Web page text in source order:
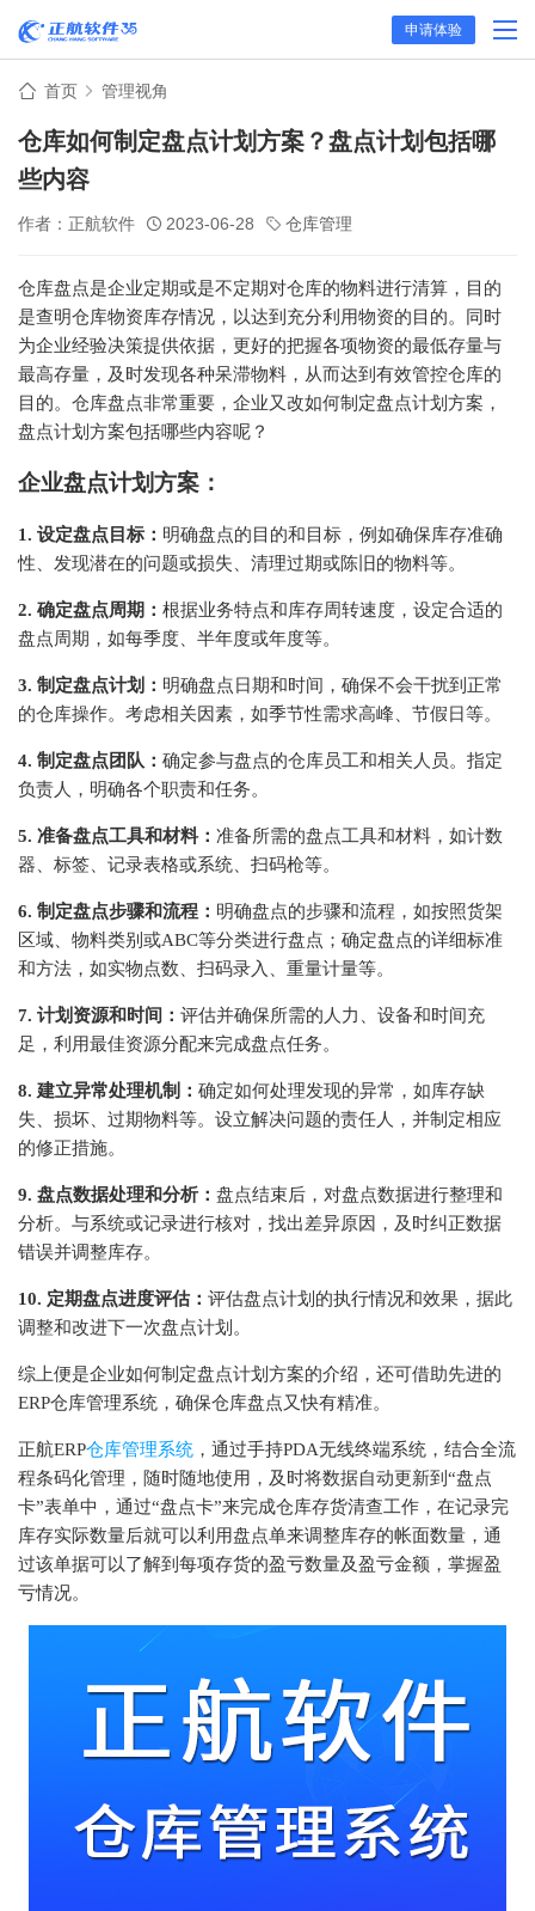
申请体验
首页 管理视角
仓库如何制定盘点计划方案？盘点计划包括哪
些内容
作者：正航软件 2023-06-28 仓库管理
仓库盘点是企业定期或是不定期对仓库的物料进行清算，目的
是查明仓库物资库存情况，以达到充分利用物资的目的。同时
为企业经验决策提供依据，更好的把握各项物资的最低存量与
最高存量，及时发现各种呆滞物料，从而达到有效管控仓库的
目的。仓库盘点非常重要，企业又改如何制定盘点计划方案，
盘点计划方案包括哪些内容呢？
企业盘点计划方案：
1. 设定盘点目标： 明确盘点的目的和目标，例如确保库存准确
性、发现潜在的问题或损失、清理过期或陈旧的物料等。
2. 确定盘点周期： 根据业务特点和库存周转速度，设定合适的
盘点周期，如每季度、半年度或年度等。
3. 制定盘点计划： 明确盘点日期和时间，确保不会干扰到正常
的仓库操作。考虑相关因素，如季节性需求高峰、节假日等。
4. 制定盘点团队： 确定参与盘点的仓库员工和相关人员。指定
负责人，明确各个职责和任务。
5. 准备盘点工具和材料： 准备所需的盘点工具和材料，如计数
器、标签、记录表格或系统、扫码枪等。
6. 制定盘点步骤和流程： 明确盘点的步骤和流程，如按照货架
区域、物料类别或ABC等分类进行盘点；确定盘点的详细标准
和方法，如实物点数、扫码录入、重量计量等。
7. 计划资源和时间： 评估并确保所需的人力、设备和时间充
足，利用最佳资源分配来完成盘点任务。
8. 建立异常处理机制： 确定如何处理发现的异常，如库存缺
失、损坏、过期物料等。设立解决问题的责任人，并制定相应
的修正措施。
9. 盘点数据处理和分析： 盘点结束后，对盘点数据进行整理和
分析。与系统或记录进行核对，找出差异原因，及时纠正数据
错误并调整库存。
10. 定期盘点进度评估： 评估盘点计划的执行情况和效果，据此
调整和改进下一次盘点计划。
综上便是企业如何制定盘点计划方案的介绍，还可借助先进的
ERP仓库管理系统，确保仓库盘点又快有精准。
正航ERP仓库管理系统 ，通过手持PDA无线终端系统，结合全流
程条码化管理，随时随地使用，及时将数据自动更新到“盘点
卡”表单中，通过“盘点卡”来完成仓库存货清查工作，在记录完
库存实际数量后就可以利用盘点单来调整库存的帐面数量，通
过该单据可以了解到每项存货的盈亏数量及盈亏金额，掌握盈
亏情况。